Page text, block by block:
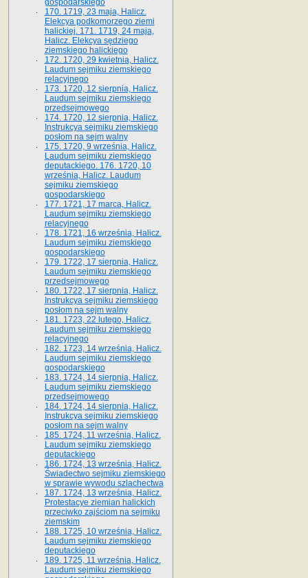
gospodarskiego
170. 1719, 23 maja, Halicz.
Elekcya podkomorzego ziemi
halickiej. 171. 1719, 24 maja,
Halicz. Elekcya sędziego
ziemskiego halickiego
172. 1720, 29 kwietnia, Halicz.
Laudum sejmiku ziemskiego
relacyjnego
173. 1720, 12 sierpnia, Halicz.
Laudum sejmiku ziemskiego
przedsejmowego
174. 1720, 12 sierpnia, Halicz.
Instrukcya sejmiku ziemskiego
posłom na sejm walny
175. 1720, 9 września, Halicz.
Laudum sejmiku ziemskiego
deputackiego. 176. 1720, 10
września, Halicz. Laudum
sejmiku ziemskiego
gospodarskiego
177. 1721, 17 marca, Halicz.
Laudum sejmiku ziemskiego
relacyjnego
178. 1721, 16 września, Halicz.
Laudum sejmiku ziemskiego
gospodarskiego
179. 1722, 17 sierpnia, Halicz.
Laudum sejmiku ziemskiego
przedsejmowego
180. 1722, 17 sierpnia, Halicz.
Instrukcya sejmiku ziemskiego
posłom na sejm walny
181. 1723, 22 lutego, Halicz.
Laudum sejmiku ziemskiego
relacyjnego
182. 1723, 14 września, Halicz.
Laudum sejmiku ziemskiego
gospodarskiego
183. 1724, 14 sierpnia, Halicz.
Laudum sejmiku ziemskiego
przedsejmowego
184. 1724, 14 sierpnia, Halicz.
Instrukcya sejmiku ziemskiego
posłom na sejm walny
185. 1724, 11 września, Halicz.
Laudum sejmiku ziemskiego
deputackiego
186. 1724, 13 września, Halicz.
Świadectwo sejmiku ziemskiego
w sprawie wywodu szlachectwa
187. 1724, 13 września, Halicz.
Protestacye ziemian halickich
przeciwko zajściom na sejmiku
ziemskim
188. 1725, 10 września, Halicz.
Laudum sejmiku ziemskiego
deputackiego
189. 1725, 11 września, Halicz.
Laudum sejmiku ziemskiego